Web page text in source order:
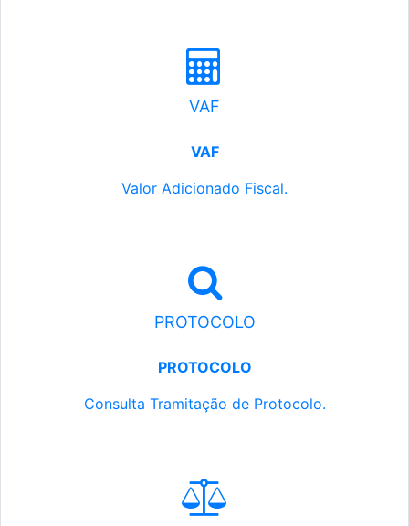
VAF
VAF
Valor Adicionado Fiscal.
PROTOCOLO
PROTOCOLO
Consulta Tramitação de Protocolo.